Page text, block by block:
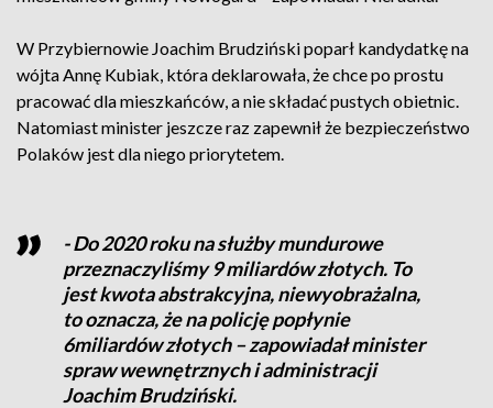
W Przybiernowie Joachim Brudziński poparł kandydatkę na
wójta Annę Kubiak, która deklarowała, że chce po prostu
pracować dla mieszkańców, a nie składać pustych obietnic.
Natomiast minister jeszcze raz zapewnił że bezpieczeństwo
Polaków jest dla niego priorytetem.
- Do 2020 roku na służby mundurowe
przeznaczyliśmy 9 miliardów złotych. To
jest kwota abstrakcyjna, niewyobrażalna,
to oznacza, że na policję popłynie
6miliardów złotych – zapowiadał minister
spraw wewnętrznych i administracji
Joachim Brudziński.